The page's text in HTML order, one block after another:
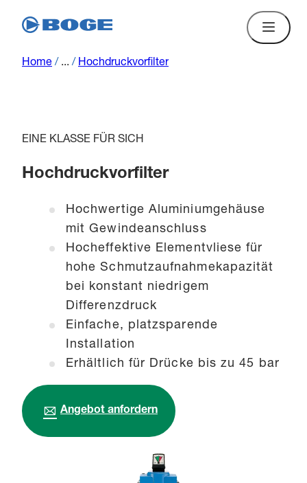
Home / ... / Hochdruckvorfilter
EINE KLASSE FÜR SICH
Hochdruckvorfilter
Hochwertige Aluminiumgehäuse
mit Gewindeanschluss
Hocheffektive Elementvliese für
hohe Schmutzaufnahmekapazität
bei konstant niedrigem
Differenzdruck
Einfache, platzsparende
Installation
Erhältlich für Drücke bis zu 45 bar
Angebot anfordern